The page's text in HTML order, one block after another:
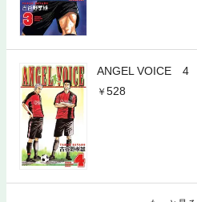
ANGEL VOICE 4
528